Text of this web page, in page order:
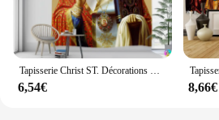
Tapisserie Christ ST. Décorations murales de noël, jésus, décoration de maison, icônes de ange saint, décoration de salle, tentures murales, vacances religieuses
6,54€ 8,66€